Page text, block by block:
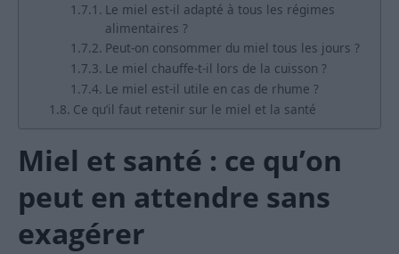
Le miel est-il adapté à tous les régimes
alimentaires ?
Peut-on consommer du miel tous les jours ?
Le miel chauffe-t-il lors de la cuisson ?
Le miel est-il utile en cas de rhume ?
Ce qu’il faut retenir sur le miel et la santé
Miel et santé : ce qu’on
peut en attendre sans
exagérer